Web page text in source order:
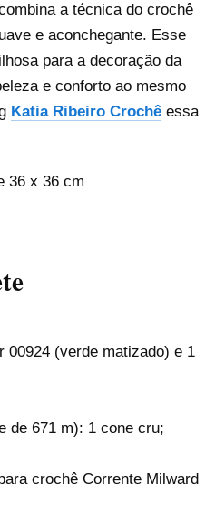
a técnica do crochê
e aconchegante. Esse
para a decoração da
e conforto ao mesmo
Katia Ribeiro Crochê essa
36 x 36 cm
00924 (verde matizado) e 1
de 671 m): 1 cone cru;
crochê Corrente Milward